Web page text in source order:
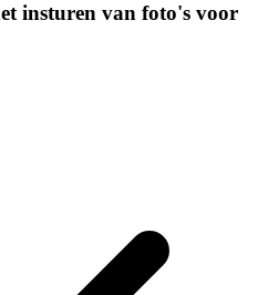
insturen van foto's voor